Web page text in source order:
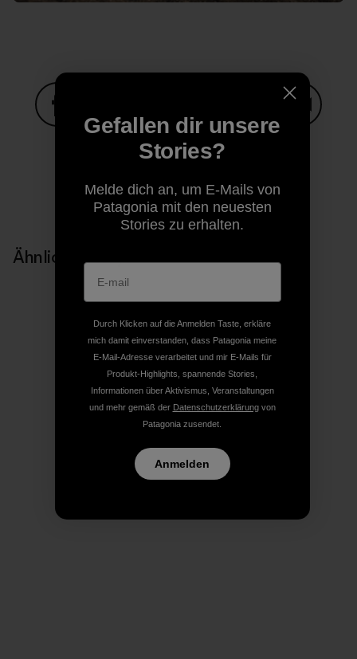
Auf Facebook teilen
Auf Pinterest teilen
Auf Twitter teilenAuf LinkedIn teilen
Auf Copy Link teilen
Drucken
Ähnliche Storys
Gefallen dir unsere
Stories?
Melde dich an, um E-Mails von
Patagonia mit den neuesten
Stories zu erhalten.
Durch Klicken auf die Anmelden Taste, erkläre
mich damit einverstanden, dass Patagonia meine
E-Mail-Adresse verarbeitet und mir E-Mails für
Produkt-Highlights, spannende Stories,
Informationen über Aktivismus, Veranstaltungen
und mehr gemäß der Datenschutzerklärungvon
Patagonia zusendet.
Anmelden